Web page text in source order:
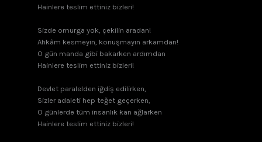
Hainlere teslim ettiniz bizleri!
Sizde omurga yok, çekilin aradan!
Ahkâm kesmeyin, konuşmayın arkamdan!
O gün manda gibi bakarken ardımdan
Hainlere teslim ettiniz bizleri!
Devlet paralelden iğdiş edilirken,
Sizler adaleti hep teğet geçerken,
O günlerde tüm insanlık kan ağlarken
Hainlere teslim ettiniz bizleri!